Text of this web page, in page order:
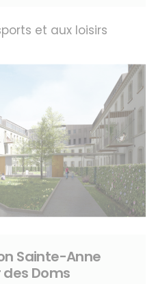
et aux loisirs
Sainte-Anne
Doms